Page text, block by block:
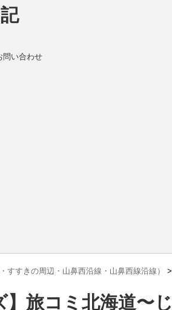
問い合わせ
すすきの周辺・山鼻西沿線・山鼻西線沿線） >
】旅コミ北海道〜じ